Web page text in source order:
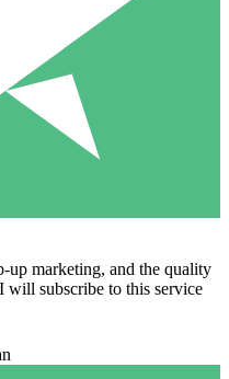
up marketing, and the quality
will subscribe to this service